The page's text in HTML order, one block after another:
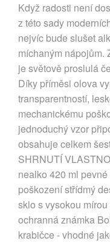
Když radosti není
z této sady
nejvíc bude slušet
míchaným nápojům.
je světově proslulá
Díky příměsi olova
transparentností,
mechanickému
jednoduchý vzor
obsahuje celkem
SHRNUTÍ
nealko 420 ml
poškození střídmý
sklo s vysokou
ochranná známka
krabičce - vhodné